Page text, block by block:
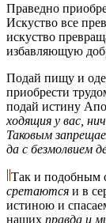
Праведно
Искуство все
искуство
избавляющую
Подай пищу и
приобрести
подай истину
ходящия у вас,
Таковым
да с безмолвием
Так и подобным
сретаются и в
истиною и
наших правда и